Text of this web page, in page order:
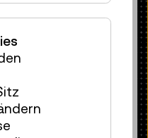
„Aktive
bis zu 10-fachen
einhergehen
ist,
von ca. 3 x 5